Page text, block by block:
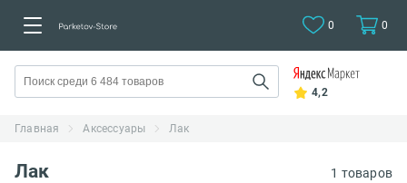
0 0
4,2
Главная Аксессуары Лак
Лак
1 товаров